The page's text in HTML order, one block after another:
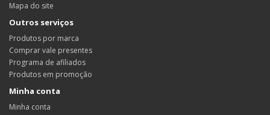
Mapa do site
Outros serviços
Produtos por marca
Comprar vale presentes
Programa de afiliados
Produtos em promoção
Minha conta
Minha conta